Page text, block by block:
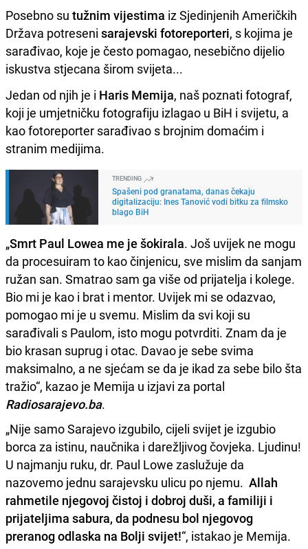
Posebno su tužnim vijestima iz Sjedinjenih Američkih
Država potreseni sarajevski fotoreporteri, s kojima je
sarađivao, koje je često pomagao, nesebično dijelio
iskustva stjecana širom svijeta...
Jedan od njih je i Haris Memija, naš poznati fotograf,
koji je umjetničku fotografiju izlagao u BiH i svijetu, a
kao fotoreporter sarađivao s brojnim domaćim i
stranim medijima.
TRENDING
Spašeni pod granatama, danas čekaju
digitalizaciju: Ines Tanović vodi bitku za filmsko
blago BiH
„Smrt Paul Lowea me je šokirala. Još uvijek ne mogu
da procesuiram to kao činjenicu, sve mislim da sanjam
ružan san. Smatrao sam ga više od prijatelja i kolege.
Bio mi je kao i brat i mentor. Uvijek mi se odazvao,
pomogao mi je u svemu. Mislim da svi koji su
sarađivali s Paulom, isto mogu potvrditi. Znam da je
bio krasan suprug i otac. Davao je sebe svima
maksimalno, a ne sjećam se da je ikad za sebe bilo šta
tražio“, kazao je Memija u izjavi za portal
Radiosarajevo.ba.
„Nije samo Sarajevo izgubilo, cijeli svijet je izgubio
borca za istinu, naučnika i darežljivog čovjeka. Ljudinu!
U najmanju ruku, dr. Paul Lowe zaslužuje da
nazovemo jednu sarajevsku ulicu po njemu. Allah
rahmetile njegovoj čistoj i dobroj duši, a familiji i
prijateljima sabura, da podnesu bol njegovog
preranog odlaska na Bolji svijet!“, istakao je Memija.